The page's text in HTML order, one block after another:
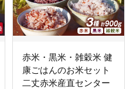
赤米・黒米・雑穀米 健
康ごはんのお米セット
二丈赤米産直センター